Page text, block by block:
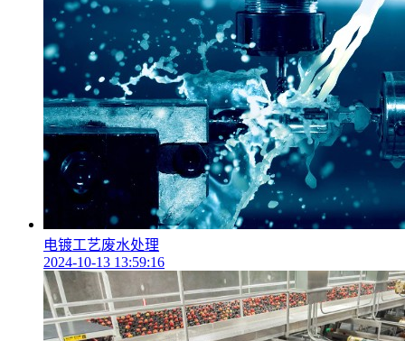
电镀工艺废水处理
2024-10-13 13:59:16